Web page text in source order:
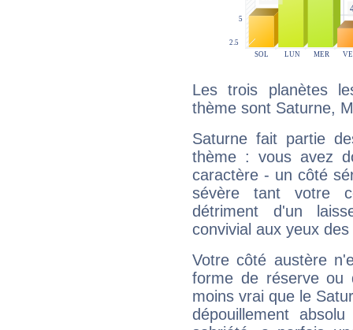
Les trois planètes
thème sont Saturne,
Saturne fait partie
thème : vous avez
caractère - un côté
sévère tant votre
détriment d'un
convivial aux yeux
Votre côté austère
forme de réserve
moins vrai que le
dépouillement